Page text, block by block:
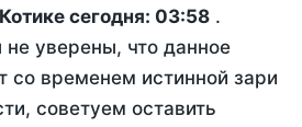
сегодня: 03:58 .
уверены, что данное
со временем истинной зари
советуем оставить